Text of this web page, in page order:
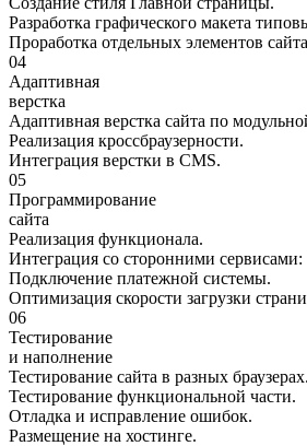
Разработка графического макета
Проработка отдельных элементов
04
Адаптивная
верстка
Адаптивная верстка сайта по
Реализация кроссбраузерности.
Интеграция верстки в CMS.
05
Программирование
cайта
Реализация функционала.
Интеграция со сторонними
Подключение платежной системы.
Оптимизация скорости загрузки
06
Тестирование
и наполнение
Тестирование сайта в разных браузерах.
Тестирование функциональной части.
Отладка и исправление ошибок.
Размещение на хостинге.